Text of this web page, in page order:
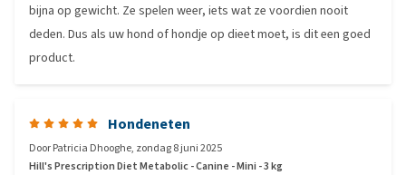
bijna op gewicht. Ze spelen weer, iets wat ze voordien nooit
deden. Dus als uw hond of hondje op dieet moet, is dit een goed
product.
Hondeneten
DoorPatricia Dhooghe, zondag 8 juni 2025
Hill's Prescription Diet Metabolic - Canine - Mini - 3 kg